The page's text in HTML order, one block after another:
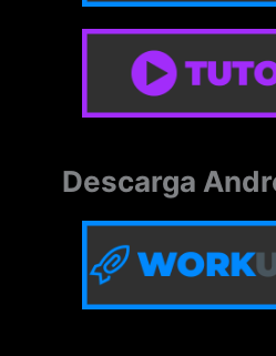
Descarga